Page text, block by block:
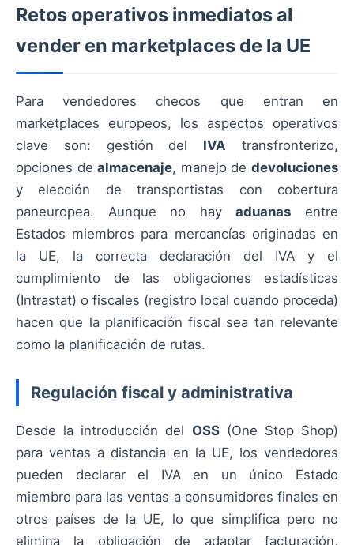
Retos operativos inmediatos al
vender en marketplaces de la UE
Para vendedores checos que entran en
marketplaces europeos, los aspectos operativos
clave son: gestión del IVA transfronterizo,
opciones dealmacenaje, manejo dedevoluciones
y elección de transportistas con cobertura
paneuropea. Aunque no hayaduanas entre
Estados miembros para mercancías originadas en
la UE, la correcta declaración del IVA y el
cumplimiento de las obligaciones estadísticas
(Intrastat) o fiscales (registro local cuando proceda)
hacen que la planificación fiscal sea tan relevante
como la planificación de rutas.
Regulación fiscal y administrativa
Desde la introducción del OSS(One Stop Shop)
para ventas a distancia en la UE, los vendedores
pueden declarar el IVA en un único Estado
miembro para las ventas a consumidores finales en
otros países de la UE, lo que simplifica pero no
elimina la obligación de adaptar facturación,